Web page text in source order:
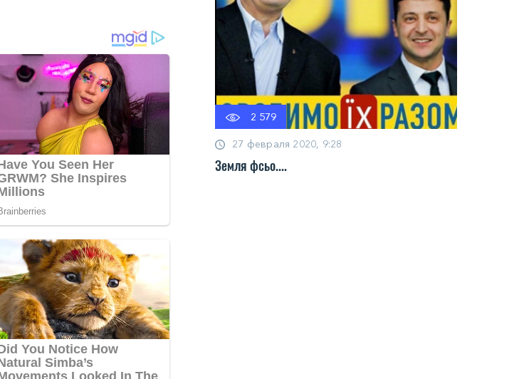
2 579
27 февраля 2020, 9:28
Земля фсьо....